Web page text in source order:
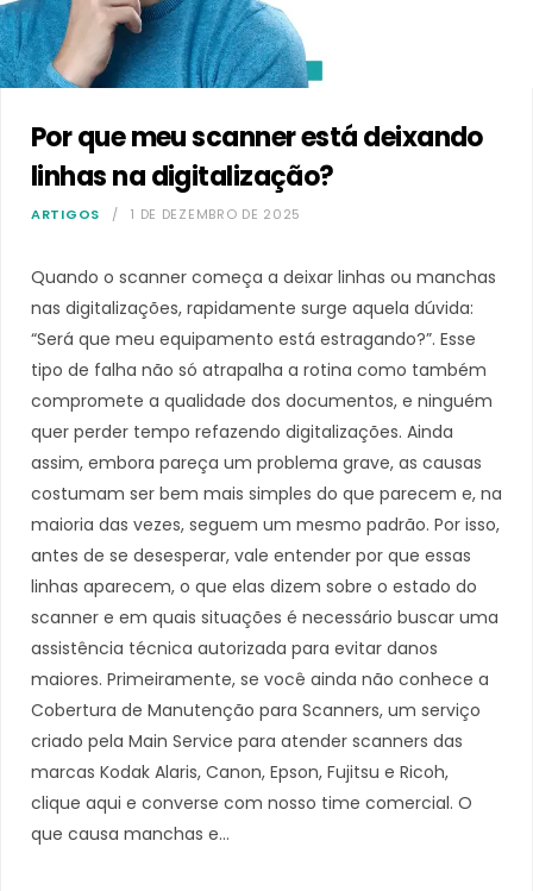
Por que meu scanner está deixando
linhas na digitalização?
ARTIGOS 1 DE DEZEMBRO DE 2025
Quando o scanner começa a deixar linhas ou manchas
nas digitalizações, rapidamente surge aquela dúvida:
“Será que meu equipamento está estragando?”. Esse
tipo de falha não só atrapalha a rotina como também
compromete a qualidade dos documentos, e ninguém
quer perder tempo refazendo digitalizações. Ainda
assim, embora pareça um problema grave, as causas
costumam ser bem mais simples do que parecem e, na
maioria das vezes, seguem um mesmo padrão. Por isso,
antes de se desesperar, vale entender por que essas
linhas aparecem, o que elas dizem sobre o estado do
scanner e em quais situações é necessário buscar uma
assistência técnica autorizada para evitar danos
maiores. Primeiramente, se você ainda não conhece a
Cobertura de Manutenção para Scanners, um serviço
criado pela Main Service para atender scanners das
marcas Kodak Alaris, Canon, Epson, Fujitsu e Ricoh,
clique aqui e converse com nosso time comercial. O
que causa manchas e…